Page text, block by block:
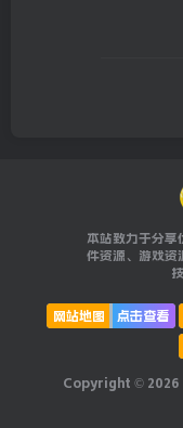
本站致力于分享
件资源、游戏资
网站地图 点击查看
Copyright © 2026